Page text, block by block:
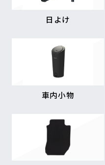
日よけ
車内小物